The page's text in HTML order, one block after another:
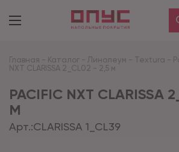
Главная - Каталог - Линолеум - Textura -
NXT CLARISSA 2_CL02 - 2,5 м
PACIFIC NXT CLARISSA
М
Арт.:CLARISSA 1_CL39